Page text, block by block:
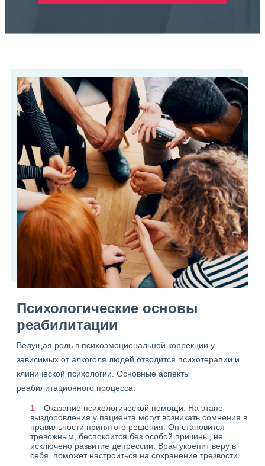
Психологические основы
реабилитации
Ведущая роль в психоэмоциональной коррекции у
зависимых от алкоголя людей отводится психотерапии и
клинической психологии. Основные аспекты
реабилитационного процесса:
Оказание психологической помощи. На этапе
выздоровления у пациента могут возникать сомнения в
правильности принятого решения. Он становится
тревожным, беспокоится без особой причины, не
исключено развитие депрессии. Врач укрепит веру в
себя, поможет настроиться на сохранение трезвости.